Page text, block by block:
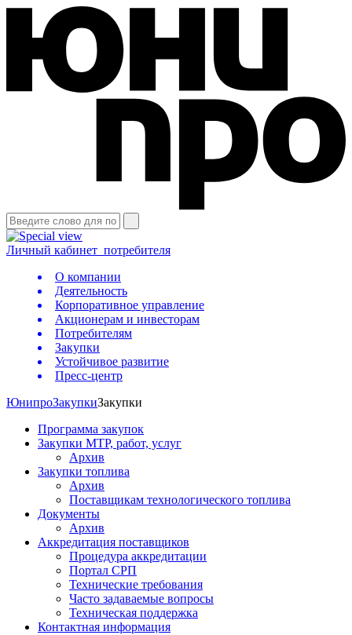
Личный кабинет потребителя
О компании
Деятельность
Корпоративное управление
Акционерам и инвесторам
Потребителям
Закупки
Устойчивое развитие
Пресс-центр
ЮнипроЗакупкиЗакупки
Программа закупок
Закупки МТР, работ, услуг
Архив
Закупки топлива
Архив
Поставщикам технологического топлива
Документы
Архив
Аккредитация поставщиков
Процедура аккредитации
Портал СРП
Технические требования
Часто задаваемые вопросы
Техническая поддержка
Контактная информация